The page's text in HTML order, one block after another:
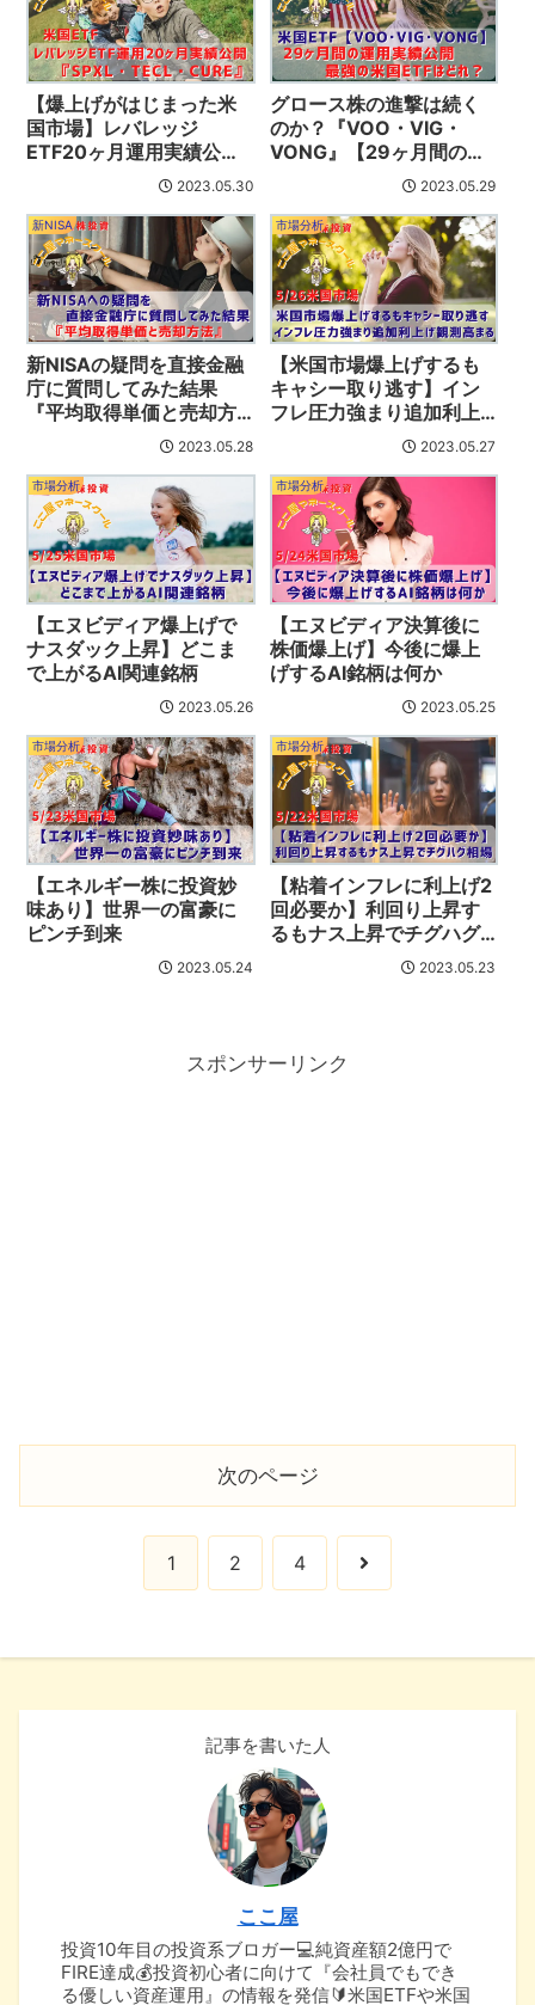
【爆上げがはじまった米
国市場】レバレッジ
ETF20ヶ月運用実績公開
『SPXL・TECL・CURE』
2023.05.30
グロース株の進撃は続く
のか？『VOO・VIG・
VONG』【29ヶ月間の運
2023.05.29
新NISA
新NISAの疑問を直接金融
庁に質問してみた結果
『平均取得単価と売却方
2023.05.28
市場分析
【米国市場爆上げするも
キャシー取り逃す】イン
フレ圧力強まり追加利上
2023.05.27
市場分析
【エヌビディア爆上げで
ナスダック上昇】どこま
で上がるAI関連銘柄
2023.05.26
市場分析
【エヌビディア決算後に
株価爆上げ】今後に爆上
げするAI銘柄は何か
2023.05.25
市場分析
【エネルギー株に投資妙
味あり】世界一の富豪に
ピンチ到来
2023.05.24
市場分析
【粘着インフレに利上げ2
回必要か】利回り上昇す
るもナス上昇でチグハグ
2023.05.23
スポンサーリンク
次のページ
1 2 4 次
記事を書いた人
ここ屋
投資10年目の投資系ブロガー💻純資産額2億円で
FIRE達成💰投資初心者に向けて『会社員でもでき
る優しい資産運用』の情報を発信🔰米国ETFや米国